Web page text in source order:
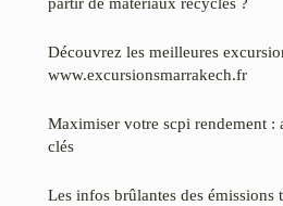
Découvrez les meilleures
www.excursionsmarrakech.fr
Maximiser votre scpi rendement :
clés
Les infos brûlantes des émissions